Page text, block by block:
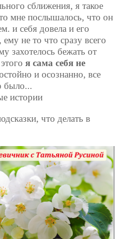
сближения, я такое
мне послышалось, что он
и себя довела и его
не то что сразу всего
захотелось бежать от
я сама себя не
и осознанно, все
было...
истории
что делать в